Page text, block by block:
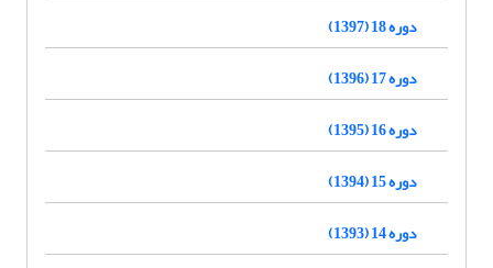
دوره 18 (1397)
دوره 17 (1396)
دوره 16 (1395)
دوره 15 (1394)
دوره 14 (1393)